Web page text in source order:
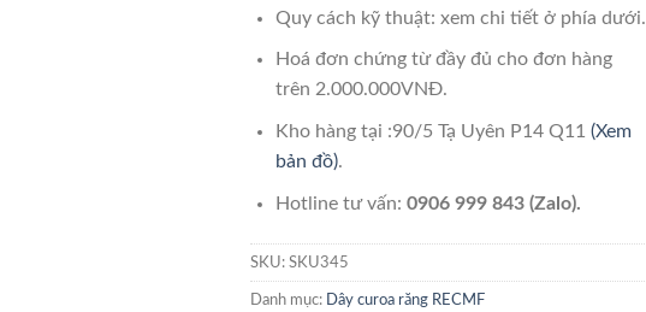
Quy cách kỹ thuật: xem chi tiết ở phía dưới.
Hoá đơn chứng từ đầy đủ cho đơn hàng
trên 2.000.000VNĐ.
Kho hàng tại :90/5 Tạ Uyên P14 Q11 (Xem
bản đồ).
Hotline tư vấn: 0906 999 843 (Zalo).
SKU: SKU345
Danh mục: Dây curoa răng RECMF